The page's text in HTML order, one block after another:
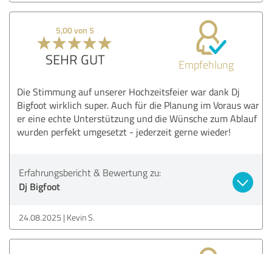
5,00 von 5
SEHR GUT Empfehlung
Die Stimmung auf unserer Hochzeitsfeier war dank Dj
Bigfoot wirklich super. Auch für die Planung im Voraus war
er eine echte Unterstützung und die Wünsche zum Ablauf
wurden perfekt umgesetzt - jederzeit gerne wieder!
Erfahrungsbericht & Bewertung zu:
Dj Bigfoot
24.08.2025 Kevin S.